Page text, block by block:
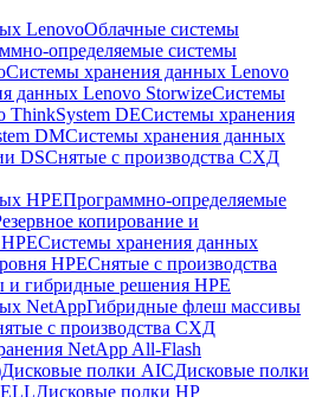
LenovoОблачные системы
определяемые системы
Системы хранения данных Lenovo
данных Lenovo StorwizeСистемы
ThinkSystem DEСистемы хранения
DMСистемы хранения данных
DSСнятые с производства СХД
HPEПрограммно-определяемые
копирование и
Системы хранения данных
HPEСнятые с производства
гибридные решения HPE
NetAppГибридные флеш массивы
с производства СХД
NetApp All-Flash
Дисковые полки AICДисковые полки
Дисковые полки HP